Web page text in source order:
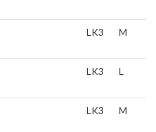
LK3 M
LK3 L
LK3 M